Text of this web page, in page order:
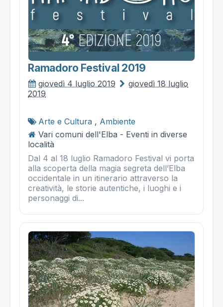
Ramadoro Festival 2019
giovedì 4 luglio 2019
giovedì 18 luglio
2019
Arte e Cultura , Ambiente
Vari comuni dell'Elba - Eventi in diverse
località
Dal 4 al 18 luglio Ramadoro Festival vi porta
alla scoperta della magia segreta dell’Elba
occidentale in un itinerario attraverso la
creatività, le storie autentiche, i luoghi e i
personaggi di...